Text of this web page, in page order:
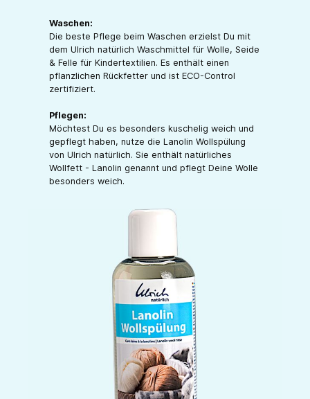
Waschen:
Die beste Pflege beim Waschen erzielst Du mit
dem Ulrich natürlich Waschmittel für Wolle, Seide
& Felle für Kindertextilien. Es enthält einen
pflanzlichen Rückfetter und ist ECO-Control
zertifiziert.
Pflegen:
Möchtest Du es besonders kuschelig weich und
gepflegt haben, nutze die Lanolin Wollspülung
von Ulrich natürlich. Sie enthält natürliches
Wollfett - Lanolin genannt und pflegt Deine Wolle
besonders weich.